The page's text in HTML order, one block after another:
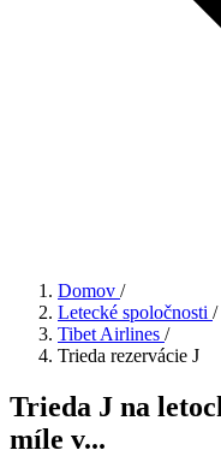
Domov /
Letecké spoločnosti /
Tibet Airlines /
Trieda rezervácie J
Trieda J na
míle v...